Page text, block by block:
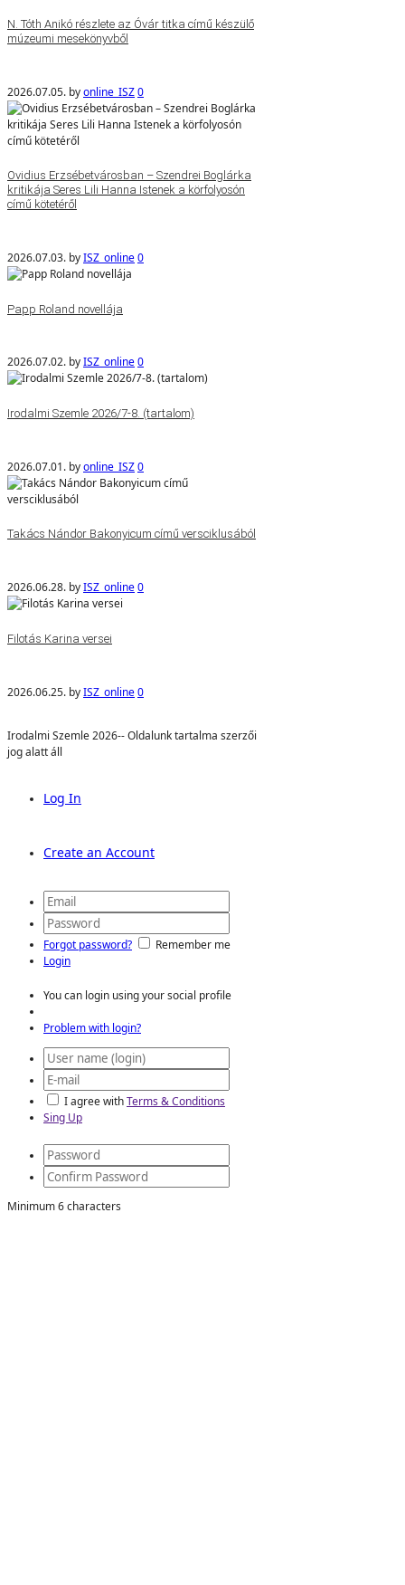
N. Tóth Anikó részlete az Óvár titka című készülő
múzeumi mesekönyvből
2026.07.05. byonline_ISZ0
Ovidius Erzsébetvárosban – Szendrei Boglárka
kritikája Seres Lili Hanna Istenek a körfolyosón
című kötetéről
2026.07.03. byISZ_online0
Papp Roland novellája
2026.07.02. byISZ_online0
Irodalmi Szemle 2026/7-8. (tartalom)
2026.07.01. byonline_ISZ0
Takács Nándor Bakonyicum című versciklusából
2026.06.28. byISZ_online0
Filotás Karina versei
2026.06.25. byISZ_online0
Irodalmi Szemle 2026-- Oldalunk tartalma szerzői
jog alatt áll
Log In
Create an Account
Forgot password?
Remember me
Login
You can login using your social profile
Problem with login?
I agree withTerms & Conditions
Sing Up
Minimum 6 characters